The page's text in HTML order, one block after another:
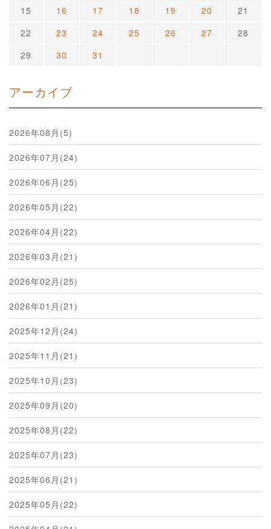
15
16 17 18 19 20
21
22
23 24 25 26 27
28
29
30 31
アーカイブ
2026年08月(5)
2026年07月(24)
2026年06月(25)
2026年05月(22)
2026年04月(22)
2026年03月(21)
2026年02月(25)
2026年01月(21)
2025年12月(24)
2025年11月(21)
2025年10月(23)
2025年09月(20)
2025年08月(22)
2025年07月(23)
2025年06月(21)
2025年05月(22)